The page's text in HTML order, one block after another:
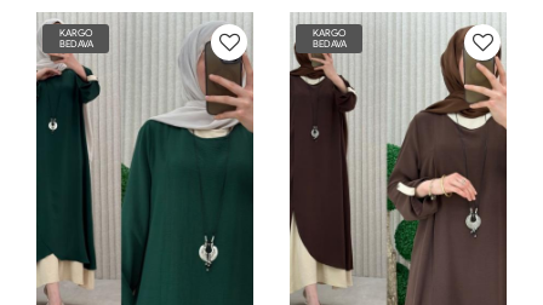
KARGO
BEDAVA
KARGO
BEDAVA